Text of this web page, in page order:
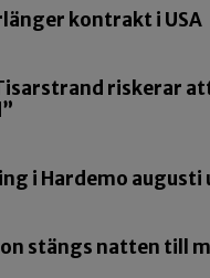
kontrakt i USA
riskerar
i Hardemo augusti
stängs natten till